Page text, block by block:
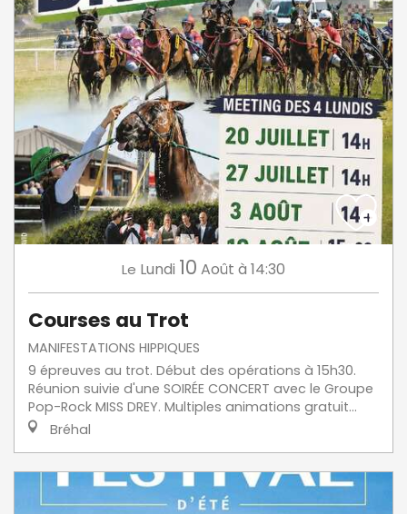
Le Lundi 10 Août à 14:30
Courses au Trot
MANIFESTATIONS HIPPIQUES
9 épreuves au trot. Début des opérations à 15h30.
Réunion suivie d'une SOIRÉE CONCERT avec le Groupe
Pop-Rock MISS DREY. Multiples animations gratuit...
Bréhal